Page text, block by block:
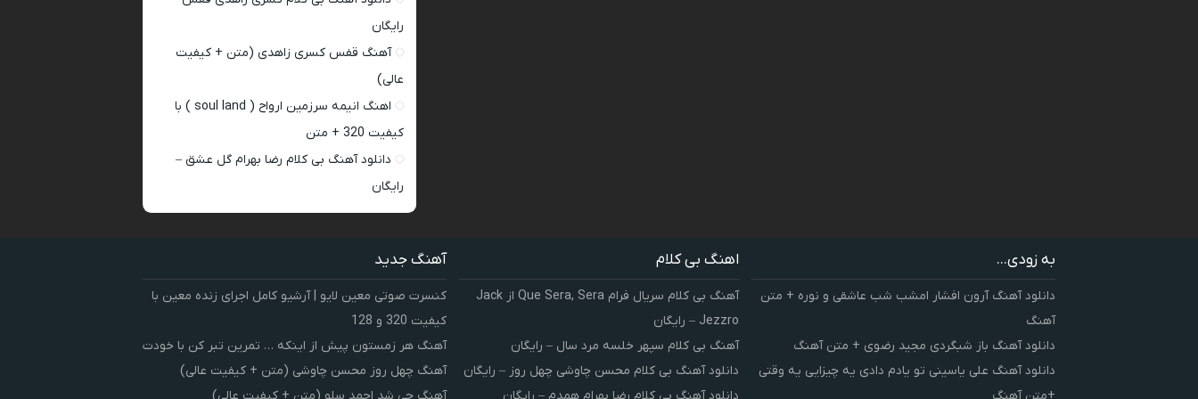
رایگان
آهنگ قفس کسری زاهدی (متن + کیفیت
عالی)
اهنگ انیمه سرزمین ارواح ( soul land ) با
کیفیت 320 + متن
دانلود آهنگ بی کلام رضا بهرام گل عشق –
رایگان
به زودی...
دانلود آهنگ آرون افشار امشب شب عاشقی و نوره + متن
آهنگ
دانلود آهنگ باز شبگردی مجید رضوی + متن آهنگ
دانلود آهنگ علی یاسینی تو یادم دادی یه چیزایی یه وقتی
اهنگ بی کلام
آهنگ بی کلام سریال فرام Que Sera, Sera از Jack
Jezzro – رایگان
آهنگ بی کلام سپهر خلسه مرد سال – رایگان
دانلود آهنگ بی کلام محسن چاوشی چهل روز – رایگان
آهنگ جدید
کنسرت صوتی معین لایو | آرشیو کامل اجرای زنده معین با
کیفیت 320 و 128
آهنگ هر زمستون پیش از اینکه … تمرین تبر کن با خودت
آهنگ چهل روز محسن چاوشی (متن + کیفیت عالی)